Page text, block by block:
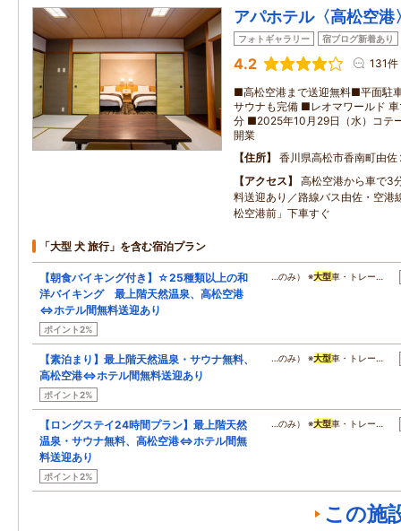
アパホテル〈高松空港
フォトギャラリー 宿ブログ新着あり
4.2 131件
■高松空港まで送迎無料■平面駐
サウナも完備 ■レオマワールド
分 ■2025年10月29日（水）コテ
開業
住所
香川県高松市香南町由佐
アクセス
高松空港から車で3
料送迎あり／路線バス由佐・空港
松空港前」下車すぐ
「大型 犬 旅行」を含む宿泊プラン
【朝食バイキング付き】☆25種類以上の和
洋バイキング 最上階天然温泉、高松空港
⇔ホテル間無料送迎あり
ポイント2%
…のみ） ※大型車・トレー…
【素泊まり】最上階天然温泉・サウナ無料、
高松空港⇔ホテル間無料送迎あり
ポイント2%
…のみ） ※大型車・トレー…
【ロングステイ24時間プラン】最上階天然
温泉・サウナ無料、高松空港⇔ホテル間無
料送迎あり
ポイント2%
…のみ） ※大型車・トレー…
この施